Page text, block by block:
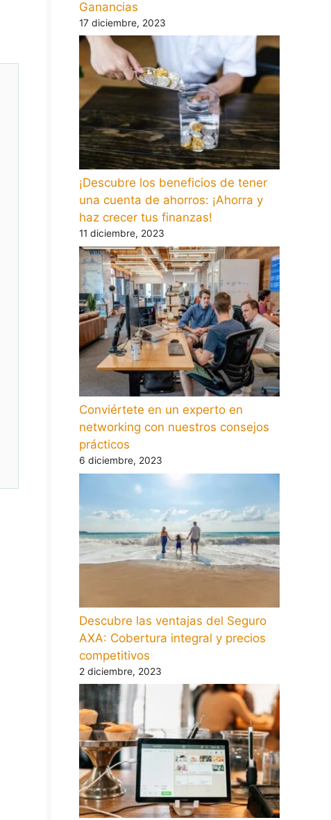
Ganancias
17 diciembre, 2023
¡Descubre los beneficios de tener
una cuenta de ahorros: ¡Ahorra y
haz crecer tus finanzas!
11 diciembre, 2023
Conviértete en un experto en
networking con nuestros consejos
prácticos
6 diciembre, 2023
Descubre las ventajas del Seguro
AXA: Cobertura integral y precios
competitivos
2 diciembre, 2023